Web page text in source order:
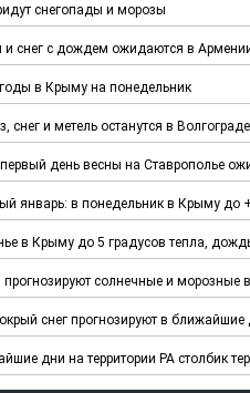
снегопады и морозы
снег с дождем ожидаются в
в Крыму на понедельник
и метель останутся в
день весны на Ставрополье
январь: в понедельник в Крыму до
в Крыму до 5 градусов тепла,
солнечные и
снег прогнозируют в ближайшие
дни на территории РА столбик